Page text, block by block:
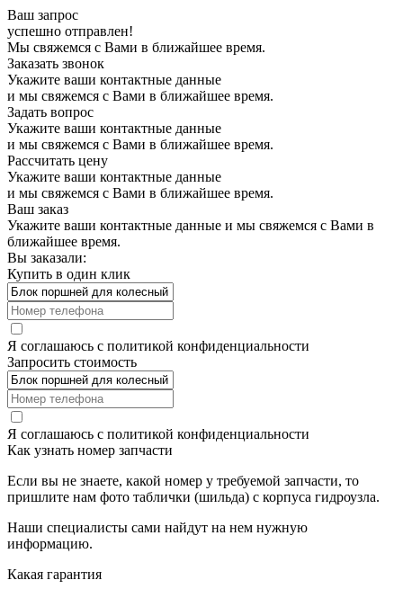
Ваш запрос
успешно отправлен!
Мы свяжемся с Вами в ближайшее время.
Заказать звонок
Укажите ваши контактные данные
и мы свяжемся с Вами в ближайшее время.
Задать вопрос
Укажите ваши контактные данные
и мы свяжемся с Вами в ближайшее время.
Рассчитать цену
Укажите ваши контактные данные
и мы свяжемся с Вами в ближайшее время.
Ваш заказ
Укажите ваши контактные данные и мы свяжемся с Вами в
ближайшее время.
Вы заказали:
Купить в один клик
Я соглашаюсь с политикой конфиденциальности
Запросить стоимость
Я соглашаюсь с политикой конфиденциальности
Как узнать номер запчасти
Если вы не знаете, какой номер у требуемой запчасти, то
пришлите нам фото таблички (шильда) с корпуса гидроузла.
Наши специалисты сами найдут на нем нужную
информацию.
Какая гарантия